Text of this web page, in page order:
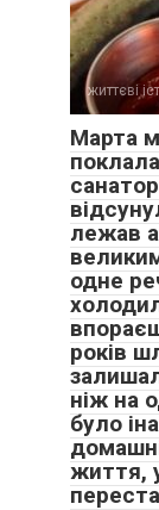
життєві
Марта
лежав
одне
років
ніж на
було
життя,